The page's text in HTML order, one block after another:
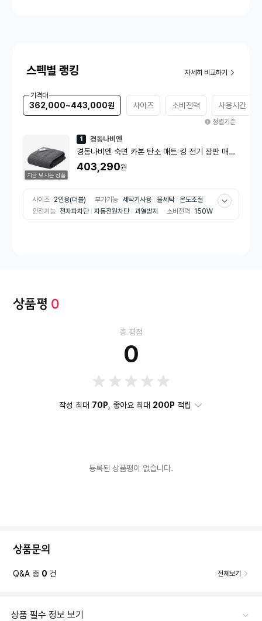
스펙별 랭킹 자세히 비교하기
가격대
362,000~443,000원 사이즈 소비전력 사용시간
정렬기준
지금 보시는 상품
1 경동나비엔
경동나비엔 숙면 카본 탄소 매트 킹 전기 장판 매트
EME550S-KP
403,290원
사이즈 2인용(더블) 부가기능 세탁기사용 물세탁
온도조절
안전기능 전자파차단 자동전원차단 과열방지 소비전력
150W
상품평 0
총 평점
0
작성 최대 70P , 좋아요 최대 200P 적립
등록된 상품평이 없습니다.
상품문의
Q&A 총 0 건 전체보기
상품 필수 정보 보기